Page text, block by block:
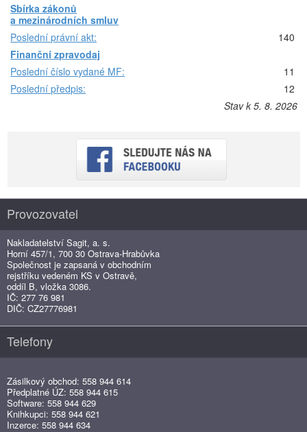
Sbírka zákonů
a mezinárodních smluv
Poslední právní akt:
140
Finanční zpravodaj
Poslední číslo vydané MF:
11
Poslední předpis:
12
Stav k 5. 8. 2026
Provozovatel
Nakladatelství Sagit, a. s.
Horní 457/1, 700 30 Ostrava-Hrabůvka
Společnost je zapsaná v obchodním
rejstříku vedeném KS v Ostravě,
oddíl B, vložka 3086.
IČ: 277 76 981
DIČ: CZ27776981
Telefony
Zásilkový obchod: 558 944 614
Předplatné ÚZ: 558 944 615
Software: 558 944 629
Knihkupci: 558 944 621
Inzerce: 558 944 634